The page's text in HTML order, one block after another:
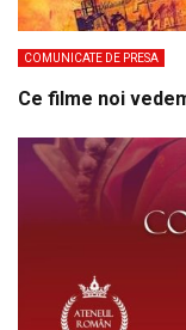
COMUNICATE DE PRESA
Ce filme noi